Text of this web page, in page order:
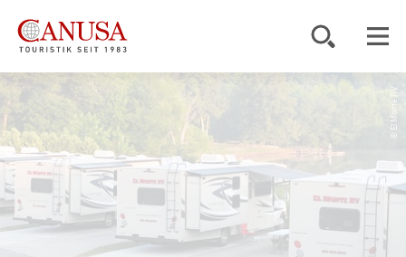
Reiseziele
Reisearten
Inspiration
© El Monte RV